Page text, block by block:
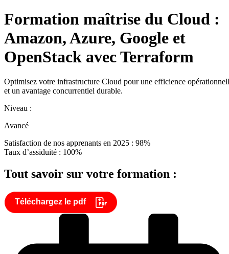
Formation maîtrise du Cloud :
Amazon, Azure, Google et
OpenStack avec Terraform
Optimisez votre infrastructure Cloud pour une efficience
et un avantage concurrentiel durable.
Niveau :
Avancé
Satisfaction de nos apprenants en 2025 : 98%
Taux d’assiduité : 100%
Tout savoir sur votre formation :
Téléchargez le pdf